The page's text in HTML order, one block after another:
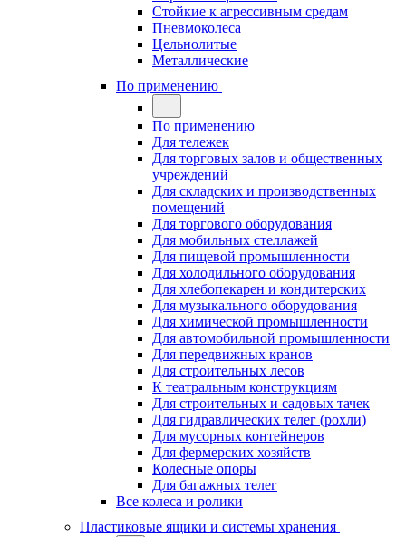
Стойкие к агрессивным средам
Пневмоколеса
Цельнолитые
Металлические
По применению
По применению
Для тележек
Для торговых залов и общественных
учреждений
Для складских и производственных
помещений
Для торгового оборудования
Для мобильных стеллажей
Для пищевой промышленности
Для холодильного оборудования
Для хлебопекарен и кондитерских
Для музыкального оборудования
Для химической промышленности
Для автомобильной промышленности
Для передвижных кранов
Для строительных лесов
К театральным конструкциям
Для строительных и садовых тачек
Для гидравлических телег (рохли)
Для мусорных контейнеров
Для фермерских хозяйств
Колесные опоры
Для багажных телег
Все колеса и ролики
Пластиковые ящики и системы хранения